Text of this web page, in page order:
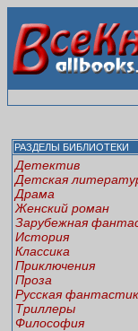
РАЗДЕЛЫ БИБЛИОТЕКИ
Детектив
Детская
Драма
Женский роман
Зарубежная
История
Классика
Приключения
Проза
Русская
Триллеры
Философия